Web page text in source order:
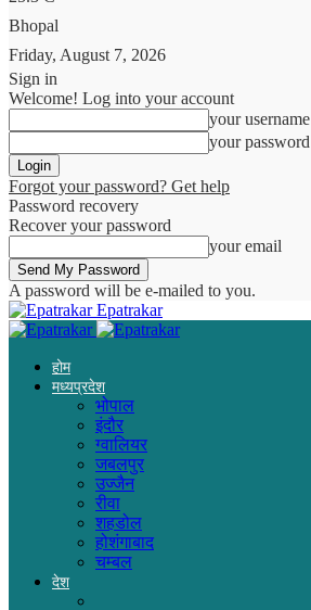
Bhopal
Friday, August 7, 2026
Sign in
Welcome! Log into your account
your username
your password
Forgot your password? Get help
Password recovery
Recover your password
your email
A password will be e-mailed to you.
Epatrakar
होम
मध्यप्रदेश
भोपाल
इंदौर
ग्वालियर
जबलपुर
उज्जैन
रीवा
शहडोल
होशंगाबाद
चम्बल
देश